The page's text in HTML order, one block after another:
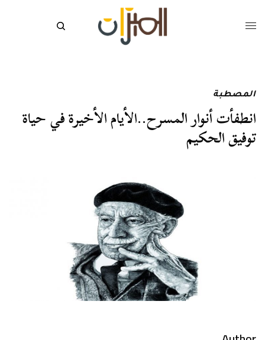
المصطبة
انطفأت أنوار المسرح..الأيام الأخيرة في حياة
توفيق الحكيم